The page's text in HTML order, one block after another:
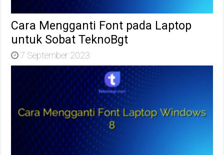
Cara Mengganti Font pada Laptop
untuk Sobat TeknoBgt
7 September 2023